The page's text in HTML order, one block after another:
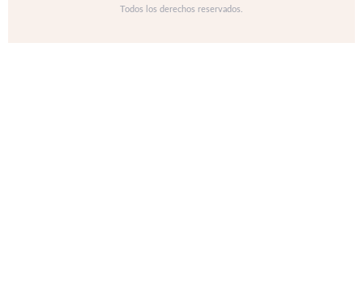
Todos los derechos reservados.